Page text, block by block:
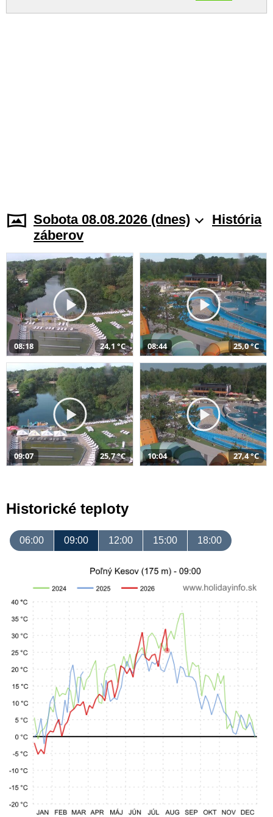
Sobota 08.08.2026 (dnes)
História
záberov
08:18 24,1 °C 08:44 25,0 °C
09:07 25,7 °C 10:04 27,4 °C
Historické teploty
06:00 09:00 12:00 15:00 18:00